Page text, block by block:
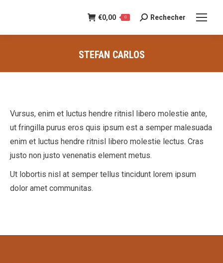
€0,00 0
Recherche
:
Rechecher
STEFAN CARLOS
Vursus, enim et luctus hendre ritnisl libero molestie ante,
ut fringilla purus eros quis ipsum est a semper malesuada
enim et luctus hendre ritnisl libero molestie lectus. Cras
justo non justo venenatis element metus.
Ut lobortis nisl at semper tellus tincidunt lorem ipsum
dolor amet communitas.